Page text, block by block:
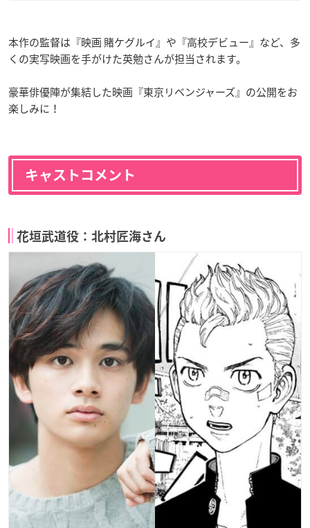
本作の監督は『映画 賭ケグルイ』や『高校デビュー』など、多
くの実写映画を手がけた英勉さんが担当されます。
豪華俳優陣が集結した映画『東京リベンジャーズ』の公開をお
楽しみに！
キャストコメント
花垣武道役：北村匠海さん